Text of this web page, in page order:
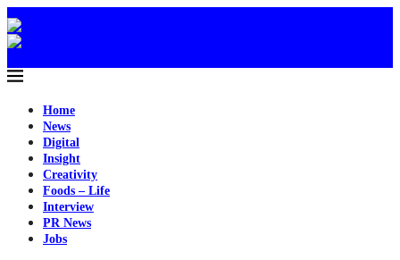
Home
News
Digital
Insight
Creativity
Foods – Life
Interview
PR News
Jobs